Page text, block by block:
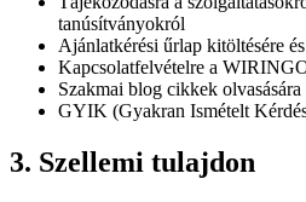
tanúsítványokról
Ajánlatkérési űrlap kitöltésére
Kapcsolatfelvételre a
Szakmai blog cikkek olvasására
GYIK (Gyakran Ismételt
3. Szellemi tulajdon